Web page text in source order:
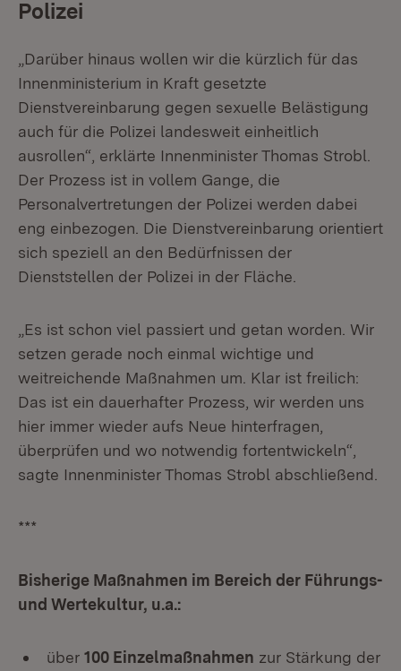
Polizei
„Darüber hinaus wollen wir die kürzlich für das
Innenministerium in Kraft gesetzte
Dienstvereinbarung gegen sexuelle Belästigung
auch für die Polizei landesweit einheitlich
ausrollen“, erklärte Innenminister Thomas Strobl.
Der Prozess ist in vollem Gange, die
Personalvertretungen der Polizei werden dabei
eng einbezogen. Die Dienstvereinbarung orientiert
sich speziell an den Bedürfnissen der
Dienststellen der Polizei in der Fläche.
„Es ist schon viel passiert und getan worden. Wir
setzen gerade noch einmal wichtige und
weitreichende Maßnahmen um. Klar ist freilich:
Das ist ein dauerhafter Prozess, wir werden uns
hier immer wieder aufs Neue hinterfragen,
überprüfen und wo notwendig fortentwickeln“,
sagte Innenminister Thomas Strobl abschließend.
***
Bisherige Maßnahmen im Bereich der Führungs-
und Wertekultur, u.a.:
über 100 Einzelmaßnahmen zur Stärkung der